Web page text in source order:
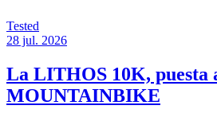
Tested
28 jul. 2026
La LITHOS 10K, puesta
MOUNTAINBIKE